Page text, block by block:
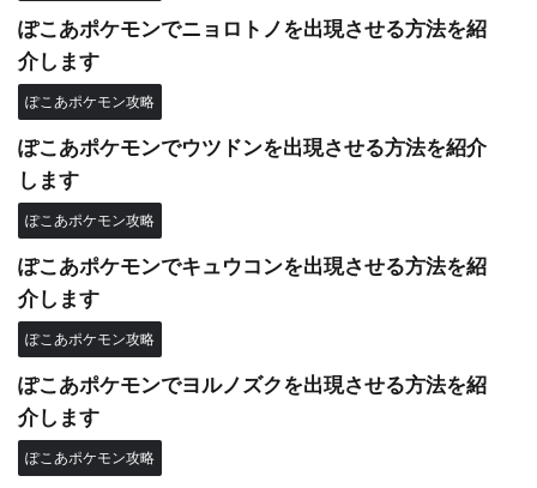
ぽこあポケモンでニョロトノを出現させる方法を紹
介します
ぽこあポケモン攻略
ぽこあポケモンでウツドンを出現させる方法を紹介
します
ぽこあポケモン攻略
ぽこあポケモンでキュウコンを出現させる方法を紹
介します
ぽこあポケモン攻略
ぽこあポケモンでヨルノズクを出現させる方法を紹
介します
ぽこあポケモン攻略